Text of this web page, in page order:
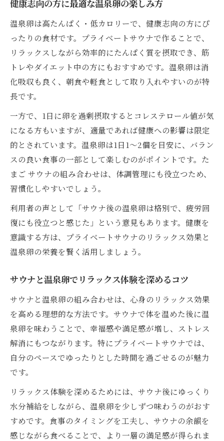
健康志向の方に最適な温泉卵の楽しみ方
温泉卵は高たんぱく・低カロリーで、健康志向の方にぴ
ったりの食材です。プライベートサウナで作ることで、
リラックスしながら効率的にたんぱく質を摂取でき、筋
トレやダイエット中の方にもおすすめです。温泉卵は消
化吸収も良く、朝食や軽食として取り入れやすいのが特
長です。
一方で、1日に卵を過剰摂取するとコレステロール値が気
になる方もいますが、適量であれば健康への影響は限定
的とされています。温泉卵は1日1〜2個を目安に、バラン
スの良い食事の一部として楽しむのがポイントです。た
まご サウナの組み合わせは、体調管理にも役立つため、
習慣化しやすいでしょう。
利用者の声として「サウナ後の温泉卵は格別で、疲労回
復にも役立つと感じた」という意見もあります。健康を
意識する方は、プライベートサウナのリラックス効果と
温泉卵の栄養を賢く活用しましょう。
サウナと温泉卵でリラックス体験を深めるコツ
サウナと温泉卵の組み合わせは、心身のリラックス効果
を高める理想的な方法です。サウナで体を温めた後に温
泉卵を味わうことで、幸福感や満足感が増し、ストレス
解消にもつながります。特にプライベートサウナでは、
自分のペースでゆったりとした時間を過ごせるのが魅力
です。
リラックス体験を深めるためには、サウナ後にゆっくり
水分補給をしながら、温泉卵を少しずつ味わうのがおす
すめです。食事のタイミングを工夫し、サウナの余韻を
感じながら食べることで、より一層の満足感が得られま